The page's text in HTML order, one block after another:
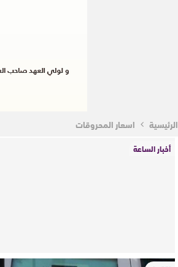
الرئيسية اسعار المحروقات
أخبار الساعة